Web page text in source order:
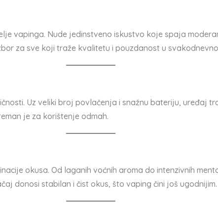
vapinga. Nude jedinstveno iskustvo koje spaja
za sve koji traže kvalitetu i pouzdanost u
Uz veliki broj povlačenja i snažnu bateriju, uređaj
je za korištenje odmah.
okusa. Od laganih voćnih aroma do intenzivnih
donosi stabilan i čist okus, što vaping čini još ugodnijim.